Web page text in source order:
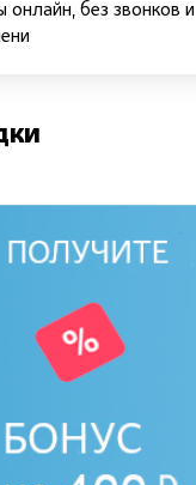
онлайн, без звонков и